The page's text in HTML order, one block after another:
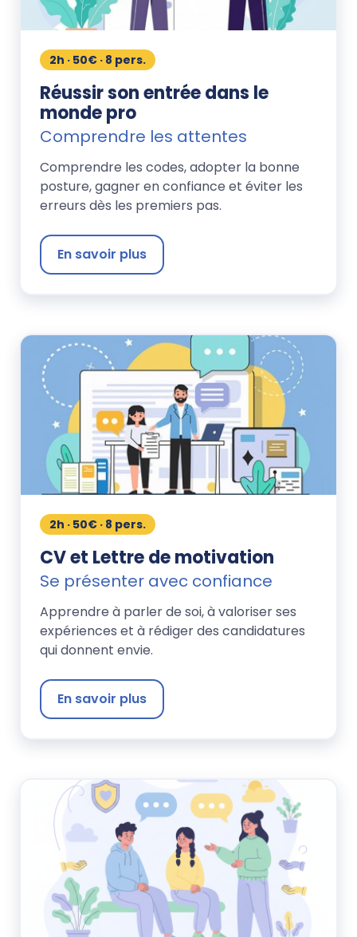
2h · 50€ · 8 pers.
Réussir son entrée dans le
monde pro
Comprendre les attentes
Comprendre les codes, adopter la bonne
posture, gagner en confiance et éviter les
erreurs dès les premiers pas.
En savoir plus
2h · 50€ · 8 pers.
CV et Lettre de motivation
Se présenter avec confiance
Apprendre à parler de soi, à valoriser ses
expériences et à rédiger des candidatures
qui donnent envie.
En savoir plus